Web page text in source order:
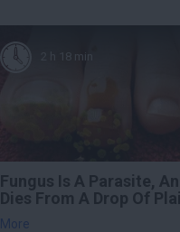
2 h 18 min
Fungus Is A Parasite,
Dies From A Drop Of
More